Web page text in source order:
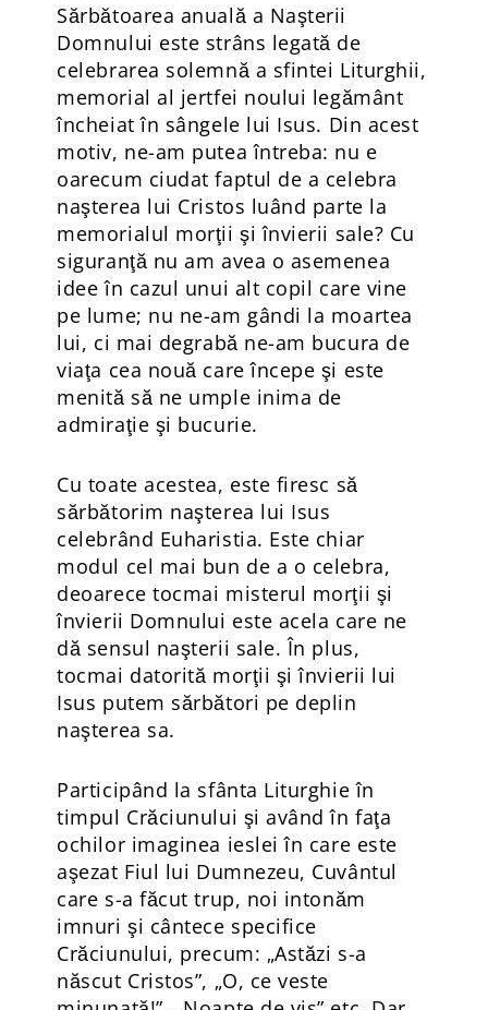
Sărbătoarea anuală a Naşterii
Domnului este strâns legată de
celebrarea solemnă a sfintei Liturghii,
memorial al jertfei noului legământ
încheiat în sângele lui Isus. Din acest
motiv, ne-am putea întreba: nu e
oarecum ciudat faptul de a celebra
naşterea lui Cristos luând parte la
memorialul morţii şi învierii sale? Cu
siguranţă nu am avea o asemenea
idee în cazul unui alt copil care vine
pe lume; nu ne-am gândi la moartea
lui, ci mai degrabă ne-am bucura de
viaţa cea nouă care începe şi este
menită să ne umple inima de
admiraţie şi bucurie.
Cu toate acestea, este firesc să
sărbătorim naşterea lui Isus
celebrând Euharistia. Este chiar
modul cel mai bun de a o celebra,
deoarece tocmai misterul morţii şi
învierii Domnului este acela care ne
dă sensul naşterii sale. În plus,
tocmai datorită morţii şi învierii lui
Isus putem sărbători pe deplin
naşterea sa.
Participând la sfânta Liturghie în
timpul Crăciunului şi având în faţa
ochilor imaginea ieslei în care este
aşezat Fiul lui Dumnezeu, Cuvântul
care s-a făcut trup, noi intonăm
imnuri şi cântece specifice
Crăciunului, precum: „Astăzi s-a
născut Cristos”, „O, ce veste